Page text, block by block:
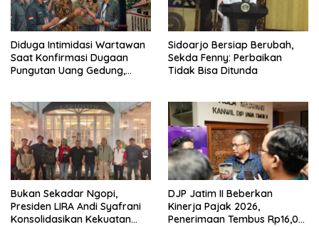
Diduga Intimidasi Wartawan
Saat Konfirmasi Dugaan
Pungutan Uang Gedung,
Buka suara
Sidoarjo Bersiap Berubah,
Sekda Fenny: Perbaikan
Tidak Bisa Ditunda
Bukan Sekadar Ngopi,
Presiden LIRA Andi Syafrani
Konsolidasikan Kekuatan
DJP Jatim II Beberkan
Kinerja Pajak 2026,
Penerimaan Tembus Rp16,08